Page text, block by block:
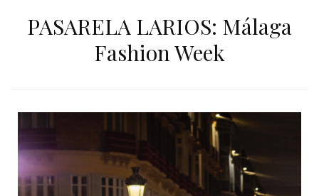
PASARELA LARIOS: Málaga
Fashion Week